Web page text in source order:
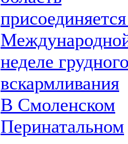
неделе
вскармливания
В Смоленском
Перинатальном